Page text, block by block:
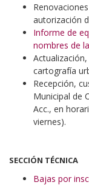
autorización
Informe de
nombres de
cartografía
Recepción,
Municipal de
Acc., en
viernes).
SECCIÓN TÉCNICA
Bajas por